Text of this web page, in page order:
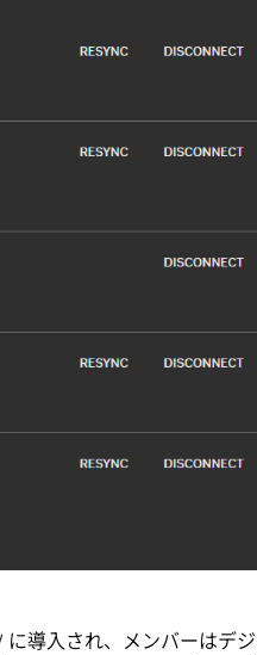
導入され、メンバーはデジ